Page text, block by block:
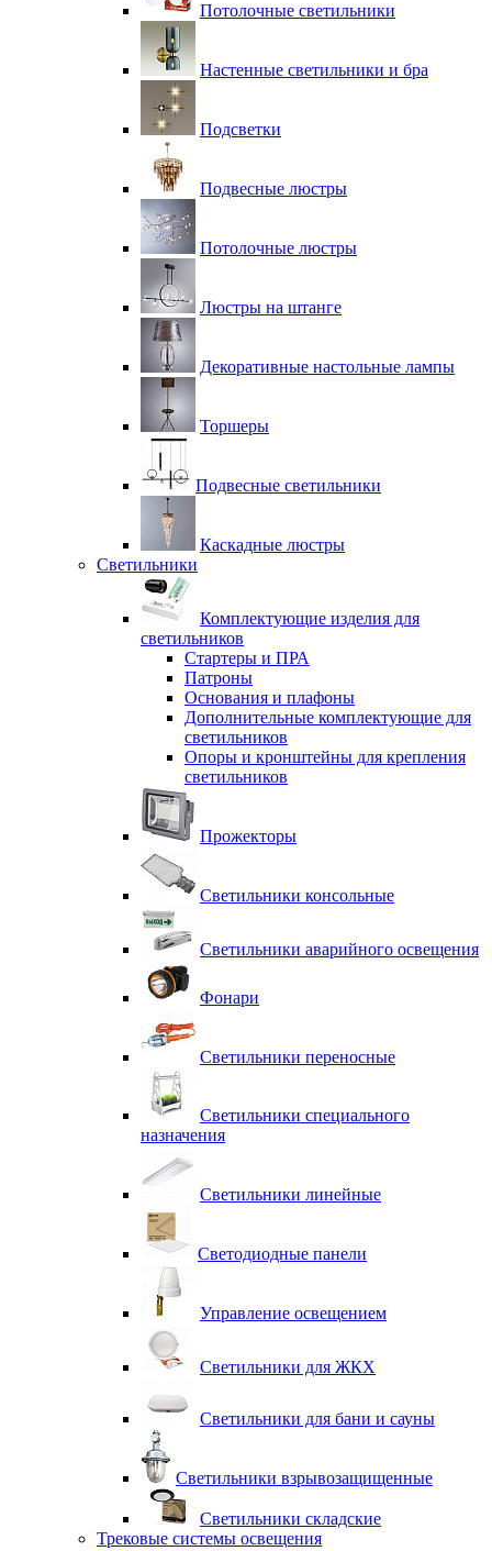
Потолочные светильники
Настенные светильники и бра
Подсветки
Подвесные люстры
Потолочные люстры
Люстры на штанге
Декоративные настольные лампы
Торшеры
Подвесные светильники
Каскадные люстры
Светильники
Комплектующие изделия для
светильников
Стартеры и ПРА
Патроны
Основания и плафоны
Дополнительные комплектующие для
светильников
Опоры и кронштейны для крепления
светильников
Прожекторы
Светильники консольные
Светильники аварийного освещения
Фонари
Светильники переносные
Светильники специального
назначения
Светильники линейные
Светодиодные панели
Управление освещением
Светильники для ЖКХ
Светильники для бани и сауны
Светильники взрывозащищенные
Светильники складские
Трековые системы освещения